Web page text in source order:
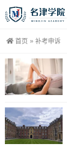
首页 » 补考申诉